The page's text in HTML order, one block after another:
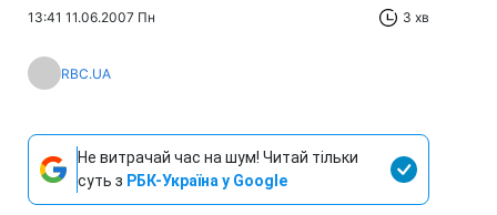
13:41 11.06.2007 Пн 3 хв
RBC.UA
Не витрачай час на шум! Читай тільки
суть з РБК-Україна у Google